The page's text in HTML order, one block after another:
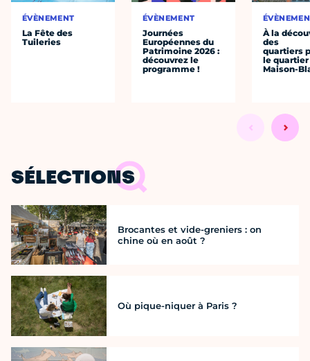
ÉVÈNEMENT
La Fête des
Tuileries
ÉVÈNEMENT
Journées
Européennes du
Patrimoine 2026 :
découvrez le
programme !
À la
des
quartiers
le quartier
Maison-
SÉLECTIONS
Brocantes et vide-greniers : on
chine où en août ?
Où pique-niquer à Paris ?